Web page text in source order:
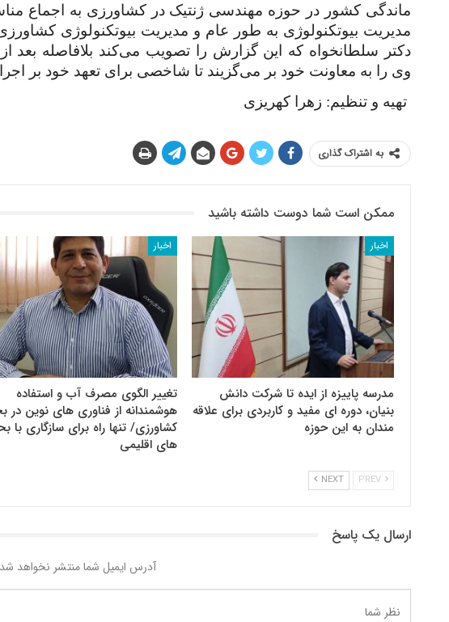
ماندگی کشور در حوزه مهندسی ژنتیک در کشاورزی به اجماع
مدیریت بیوتکنولوژی به طور عام و مدیریت بیوتکنولوژی
دکتر سلطانخواه که این گزارش را تصویب می‌کند بلافاصله بعد
وی را به معاونت خود بر می‌گزیند تا شاخصی برای تعهد خود بر
تهیه و تنظیم: زهرا کهریزی
به اشتراک گذاری
ممکن است شما دوست داشته باشید
اخبار
مدرسه پاییزه از ایده تا شرکت دانش
بنیان، دوره ای مفید و کاربردی برای علاقه
مندان به این حوزه
اخبار
تغییر الگوی مصرف آب و استفاده
هوشمندانه از فناوری های نوین
کشاورزی/ تنها راه برای سازگاری با
های اقلیمی
NEXT
ارسال یک پاسخ
آدرس ایمیل شما منتشر نخواهد